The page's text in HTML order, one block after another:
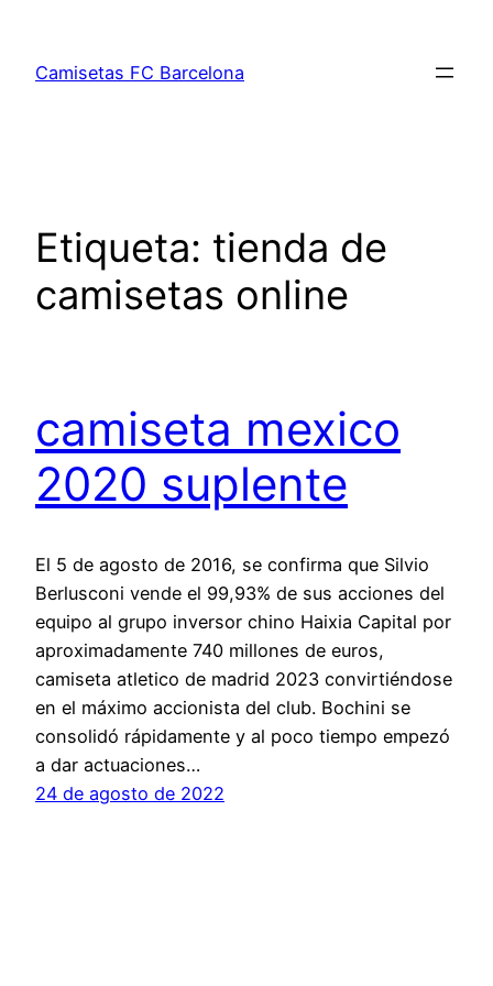
contenido
Camisetas FC Barcelona
Etiqueta: tienda de
camisetas online
camiseta mexico
2020 suplente
El 5 de agosto de 2016, se confirma que Silvio
Berlusconi vende el 99,93% de sus acciones del
equipo al grupo inversor chino Haixia Capital por
aproximadamente 740 millones de euros,
camiseta atletico de madrid 2023 convirtiéndose
en el máximo accionista del club. Bochini se
consolidó rápidamente y al poco tiempo empezó
a dar actuaciones…
24 de agosto de 2022